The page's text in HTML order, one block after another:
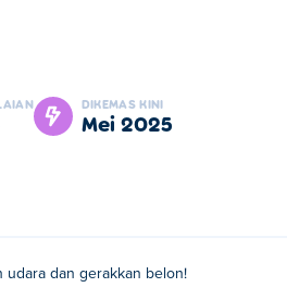
dibuat oleh Nitrome ini, anda
Terdapat 15 tahap berbeza
DIKEMAS KINI
Mei 2025
udara dan gerakkan belon!